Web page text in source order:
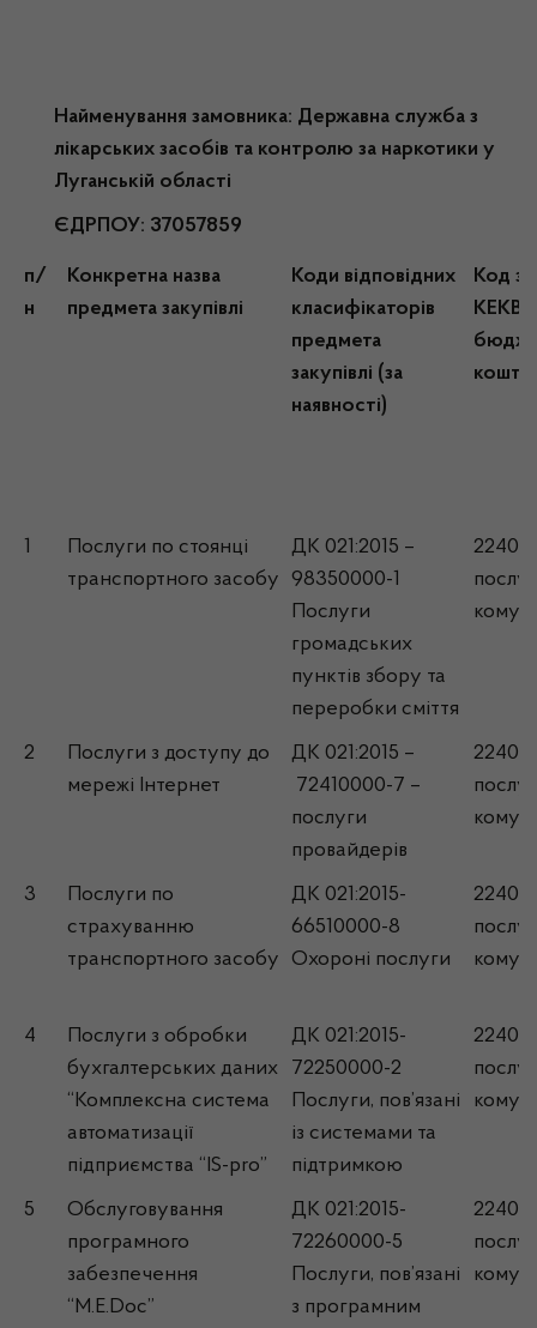
Найменування замовника: Державна служба з
лікарських засобів та контролю за наркотики у
Луганській області
ЄДРПОУ: 37057859
п/
н
Конкретна назва
предмета закупівлі
Коди відповідних
класифікаторів
предмета
закупівлі (за
наявності)
Код
КЕКВ
1
Послуги по стоянці
транспортного засобу
ДК 021:2015 –
98350000-1
Послуги
громадських
пунктів збору та
переробки сміття
2240
2
Послуги з доступу до
мережі Інтернет
ДК 021:2015 –
72410000-7 –
послуги
провайдерів
2240
3
Послуги по
страхуванню
транспортного засобу
ДК 021:2015-
66510000-8
Охороні послуги
2240
4
Послуги з обробки
бухгалтерських даних
“Комплексна система
автоматизації
підприємства “IS-pro”
ДК 021:2015-
72250000-2
Послуги, пов’язані
із системами та
підтримкою
2240
5
Обслуговування
програмного
забезпечення
“M.E.Doc”
ДК 021:2015-
72260000-5
Послуги, пов’язані
з програмним
2240